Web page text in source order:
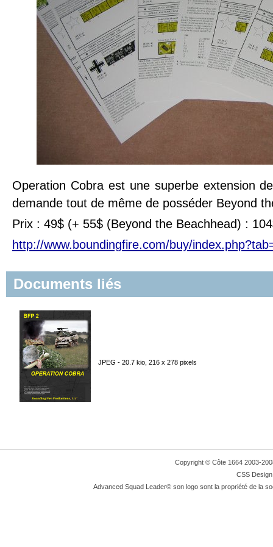
Operation Cobra est une superbe extension
demande tout de même de posséder Beyond
Prix : 49$ (+ 55$ (Beyond the Beachhead) :
http://www.boundingfire.com/buy/
Documents liés
JPEG - 20.7 kio, 216 x 278 pixels
Copyright © Côte 1664 2003-
CSS
Advanced Squad Leader© son logo sont la propriété de la